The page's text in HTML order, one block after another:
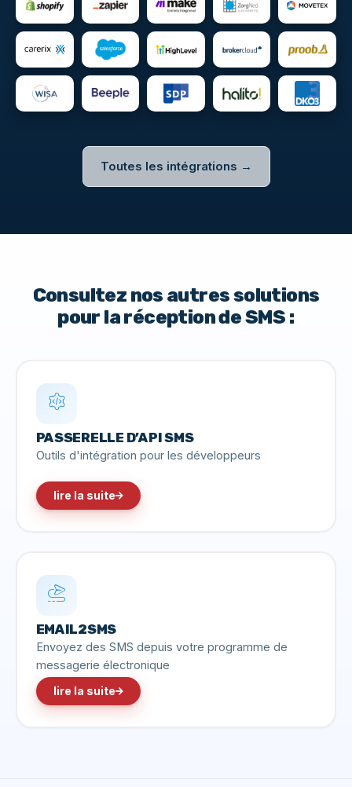
Toutes les intégrations →
Consultez nos autres solutions
pour la réception de SMS :
PASSERELLE D’API SMS
Outils d'intégration pour les développeurs
lire la suite
EMAIL2SMS
Envoyez des SMS depuis votre programme de
messagerie électronique
lire la suite